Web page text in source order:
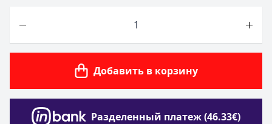
Добавить в корзину
Разделенный платеж (46.33€)